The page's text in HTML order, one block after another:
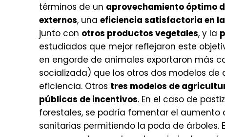
términos de un aprovechamiento óptimo
externos, una eficiencia satisfactoria en
junto con otros productos vegetales, y la
estudiados que mejor reflejaron este
en engorde de animales exportaron más
socializada) que los otros dos modelos
eficiencia. Otros tres modelos de
públicas de incentivos. En el caso de
forestales, se podría fomentar el aumento
sanitarias permitiendo la poda de árboles.